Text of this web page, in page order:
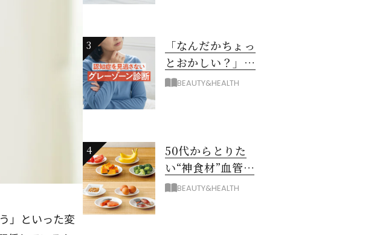
」といった変
3
「なんだかちょっ
とおかしい？」を
見逃さない！ 認知
BEAUTY&HEALTH
4
50代からとりた
い“神食材”血管と
脳を若々しく保つ
BEAUTY&HEALTH